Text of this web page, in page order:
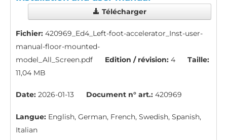
Télécharger
Fichier: 420969_Ed4_Left-foot-accelerator_Inst-user-
manual-floor-mounted-
model_All_Screen.pdf
Edition / révision: 4
Taille:
11,04 MB
Date: 2026-01-13 Document n° art.: 420969
Langue: English, German, French, Swedish, Spanish,
Italian